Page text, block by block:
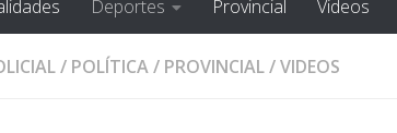
Deportes Provincial Videos
/ POLÍTICA/ PROVINCIAL/VIDEOS